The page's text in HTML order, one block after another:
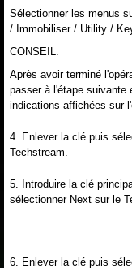
Sélectionner les menus
/ Immobiliser / Utility /
CONSEIL:
Après avoir terminé
passer à l'étape suivante
indications affichées sur
4. Enlever la clé puis
Techstream.
5. Introduire la clé
sélectionner Next sur le
6. Enlever la clé puis